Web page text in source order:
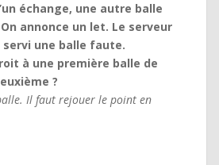
échange, une autre balle
annonce un let. Le serveur
une balle faute.
à une première balle de
?
Il faut rejouer le point en